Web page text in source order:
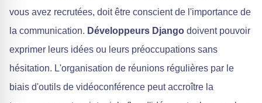
vous avez recrutées, doit être conscient de l'importance de
la communication. Développeurs Django doivent pouvoir
exprimer leurs idées ou leurs préoccupations sans
hésitation. L'organisation de réunions régulières par le
biais d'outils de vidéoconférence peut accroître la